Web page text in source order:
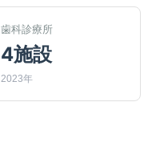
歯科診療所
4施設
2023年